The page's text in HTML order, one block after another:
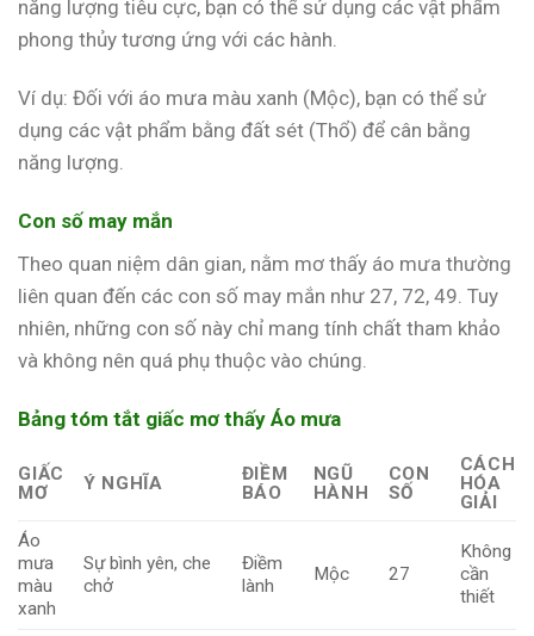
năng lượng tiêu cực, bạn có thể sử dụng các vật phẩm
phong thủy tương ứng với các hành.
Ví dụ: Đối với áo mưa màu xanh (Mộc), bạn có thể sử
dụng các vật phẩm bằng đất sét (Thổ) để cân bằng
năng lượng.
Con số may mắn
Theo quan niệm dân gian, nằm mơ thấy áo mưa thường
liên quan đến các con số may mắn như 27, 72, 49. Tuy
nhiên, những con số này chỉ mang tính chất tham khảo
và không nên quá phụ thuộc vào chúng.
Bảng tóm tắt giấc mơ thấy Áo mưa
GIẤC
MƠ
Ý NGHĨA
ĐIỀM
BÁO
NGŨ
HÀNH
CON
SỐ
CÁCH
HÓA
GIẢI
Áo
mưa
màu
xanh
Sự bình yên, che
chở
Điềm
lành
Mộc 27
Không
cần
thiết